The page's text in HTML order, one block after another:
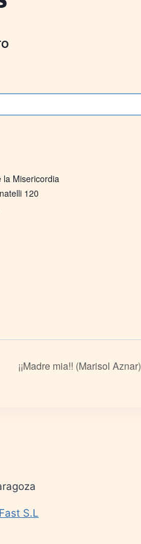
la Misericordia
120
¡¡Madre mia!! (Marisol Aznar)
S.L